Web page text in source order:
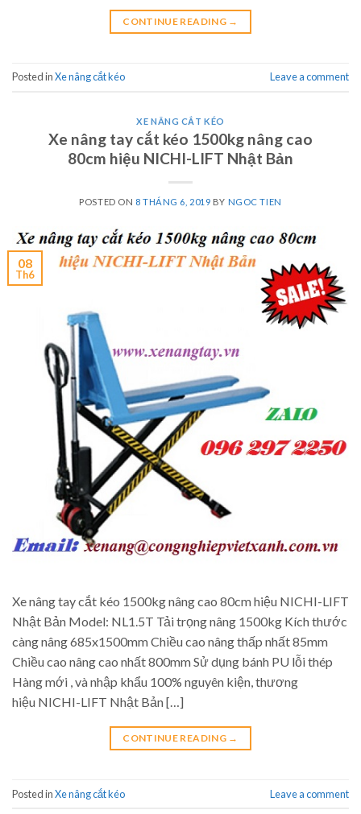
CONTINUE READING →
Posted inXe nâng cắt kéo Leave a comment
XE NÂNG CẮT KÉO
Xe nâng tay cắt kéo 1500kg nâng cao
80cm hiệu NICHI-LIFT Nhật Bản
POSTED ON 8 THÁNG 6, 2019 BY NGOC TIEN
08
Th6
Xe nâng tay cắt kéo 1500kg nâng cao 80cm hiệu NICHI-LIFT
Nhật Bản Model: NL1.5T Tải trọng nâng 1500kg Kích thước
càng nâng 685x1500mm Chiều cao nâng thấp nhất 85mm
Chiều cao nâng cao nhất 800mm Sử dụng bánh PU lỗi thép
Hàng mới , và nhập khẩu 100% nguyên kiện, thương
hiệu NICHI-LIFT Nhật Bản […]
CONTINUE READING →
Posted inXe nâng cắt kéo Leave a comment